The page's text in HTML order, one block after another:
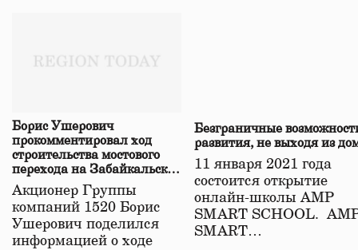
Борис Ушерович
прокомментировал ход
строительства мостового
перехода на Забайкальской
железной дороге
Акционер Группы
компаний 1520 Борис
Ушерович поделился
информацией о ходе
Безграничные
развития, не выходя из
11 января 2021 года
состоится открытие
онлайн-школы АМР
SMART SCHOOL.
SMART…